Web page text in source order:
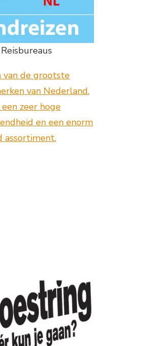
Reisbureaus
van de grootste
van Nederland.
zeer hoge
en een enorm
assortiment.